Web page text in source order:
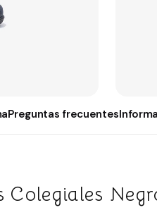
Preguntas frecuentes
Colegiales